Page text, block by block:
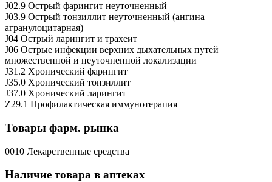
J02.9 Острый фарингит неуточненный
J03.9 Острый тонзиллит неуточненный (ангина
агранулоцитарная)
J04 Острый ларингит и трахеит
J06 Острые инфекции верхних дыхательных путей
множественной и неуточненной локализации
J31.2 Хронический фарингит
J35.0 Хронический тонзиллит
J37.0 Хронический ларингит
Z29.1 Профилактическая иммунотерапия
Товары фарм. рынка
0010 Лекарственные средства
Наличие товара в аптеках